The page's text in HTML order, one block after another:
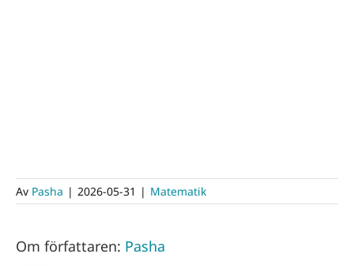
Av Pasha | 2026-05-31 | Matematik
Om författaren: Pasha